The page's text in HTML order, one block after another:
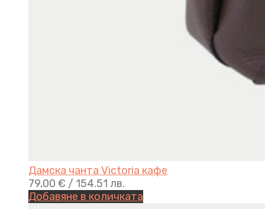
Дамска чанта Victoria кафе
79,00 € / 154.51 лв.
Добавяне в количката